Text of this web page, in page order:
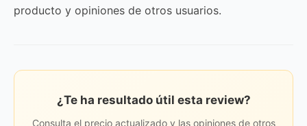
producto y opiniones de otros usuarios.
¿Te ha resultado útil esta review?
Consulta el precio actualizado y las opiniones de otros